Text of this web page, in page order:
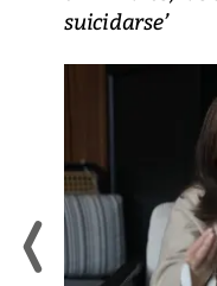
suicidarse’